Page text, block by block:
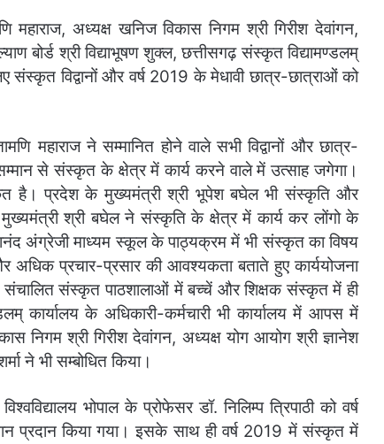
महाराज, अध्यक्ष खनिज विकास निगम श्री गिरीश देवांगन,
बोर्ड श्री विद्याभूषण शुक्ल, छत्तीसगढ़ संस्कृत विद्यामण्डलम्
संस्कृत विद्वानों और वर्ष 2019 के मेधावी छात्र-छात्राओं को
महाराज ने सम्मानित होने वाले सभी विद्वानों और छात्र-
से संस्कृत के क्षेत्र में कार्य करने वाले में उत्साह जगेगा।
है। प्रदेश के मुख्यमंत्री श्री भूपेश बघेल भी संस्कृति और
श्री बघेल ने संस्कृति के क्षेत्र में कार्य कर लोंगो के
अंग्रेजी माध्यम स्कूल के पाठ्यक्रम में भी संस्कृत का विषय
अधिक प्रचार-प्रसार की आवश्यकता बताते हुए कार्ययोजना
संचालित संस्कृत पाठशालाओं में बच्चें और शिक्षक संस्कृत में ही
कार्यालय के अधिकारी-कर्मचारी भी कार्यालय में आपस में
निगम श्री गिरीश देवांगन, अध्यक्ष योग आयोग श्री ज्ञानेश
ने भी सम्बोधित किया।
भोपाल के प्रोफेसर डॉ. निलिम्प त्रिपाठी को वर्ष
प्रदान किया गया। इसके साथ ही वर्ष 2019 में संस्कृत में